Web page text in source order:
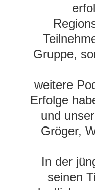
Gruppe,
weitere
Erfolge
und
Gröger,
In der
seinen